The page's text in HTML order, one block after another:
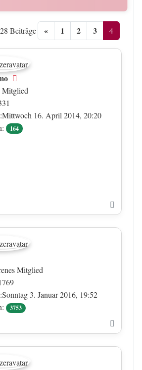
28 Beiträge « 1 2 3 4
Mitglied
16. April 2014, 20:20
164
Mitglied
3. Januar 2016, 19:52
3753